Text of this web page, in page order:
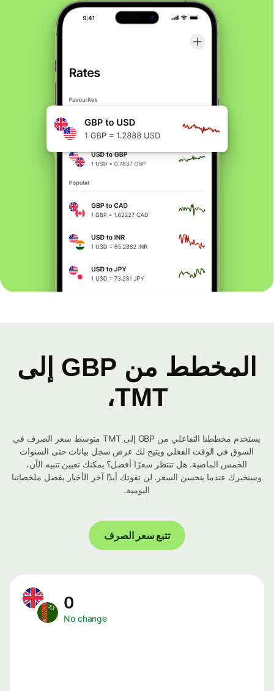
المخطط من GBP إلى
TMT،
يستخدم مخططنا التفاعلي من GBP إلى TMT متوسط ​​سعر الصرف في
السوق في الوقت الفعلي ويتيح لك عرض سجل بيانات حتى السنوات
الخمس الماضية. هل تنتظر سعرًا أفضل؟ يمكنك تعيين تنبيه الآن،
وسنخبرك عندما يتحسن السعر. لن تفوتك أبدًا آخر الأخبار بفضل ملخصاتنا
اليومية.
تتبع سعر الصرف
No change